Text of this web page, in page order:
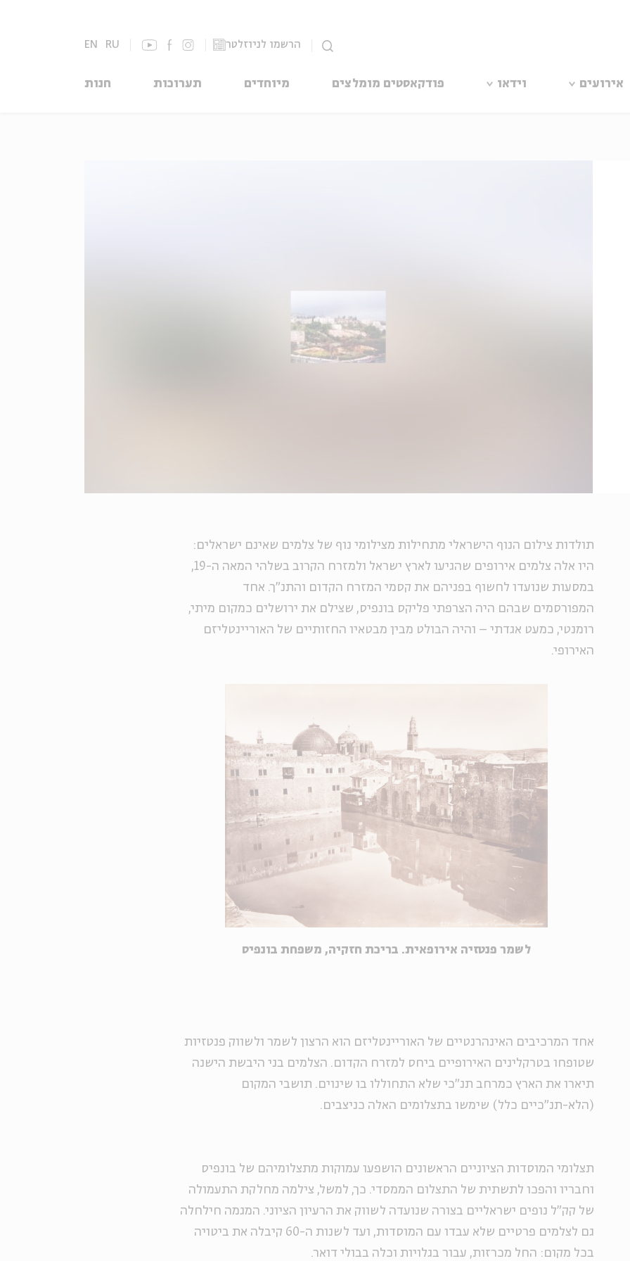
הרשמו לניוזלטר EN RU
אירועים וידאו פודקאסטים מומלצים מיוחדים תערוכות חנות
תולדות צילום הנוף הישראלי מתחילות מצילומי נוף של צלמים שאינם ישראלים:
היו אלה צלמים אירופים שהגיעו לארץ ישראל ולמזרח הקרוב בשלהי המאה ה-19,
במסעות שנועדו לחשוף בפניהם את קסמי המזרח הקדום והתנ"ך. אחד
המפורסמים שבהם היה הצרפתי פליקס בונפיס, שצילם את ירושלים כמקום מיתי,
רומנטי, כמעט אגדתי – והיה הבולט מבין מבטאיו החזותיים של האוריינטליזם
האירופי.
לשמר פנטזיה אירופאית. בריכת חזקיה, משפחת בונפיס
אחד המרכיבים האינהרנטיים של האוריינטליזם הוא הרצון לשמר ולשווק פנטזיות
שטופחו בטרקלינים האירופיים ביחס למזרח הקדום. הצלמים בני היבשת הישנה
תיארו את הארץ כמרחב תנ"כי שלא התחוללו בו שינוים. תושבי המקום
(הלא-תנ"כיים כלל) שימשו בתצלומים האלה כניצבים.
תצלומי המוסדות הציוניים הראשונים הושפעו עמוקות מתצלומיהם של בונפיס
וחבריו והפכו לתשתית של התצלום הממסדי. כך, למשל, צילמה מחלקת התעמולה
של קק"ל נופים ישראליים בצורה שנועדה לשווק את הרעיון הציוני. המגמה חילחלה
גם לצלמים פרטיים שלא עבדו עם המוסדות, ועד לשנות ה-60 קיבלה את ביטויה
בכל מקום: החל מכרזות, עבור בגלויות וכלה בבולי דואר.